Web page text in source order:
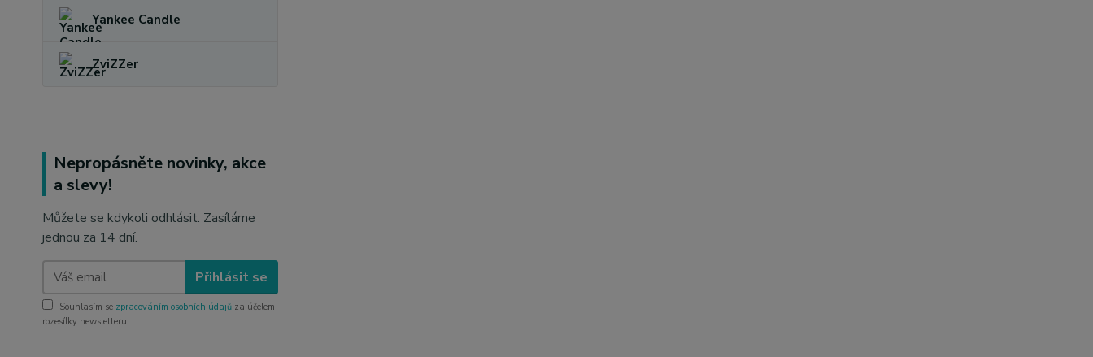
Yankee Candle
ZviZZer
Nepropásněte novinky, akce
a slevy!
Můžete se kdykoli odhlásit. Zasíláme
jednou za 14 dní.
Přihlásit se
Souhlasím se zpracováním osobních údajů za účelem
rozesílky newsletteru.